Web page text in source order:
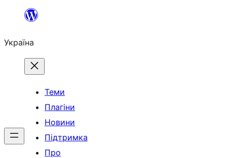
Перейти
вмісту
Україна
Теми
Плагіни
Новини
Підтримка
Про